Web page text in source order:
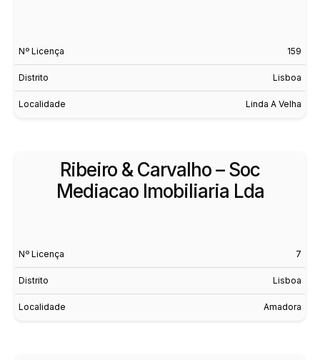
Nº Licença 159
Distrito Lisboa
Localidade Linda A Velha
Ribeiro & Carvalho – Soc
Mediacao Imobiliaria Lda
Nº Licença 7
Distrito Lisboa
Localidade Amadora